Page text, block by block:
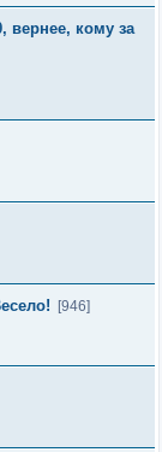
вернее, кому за
[946]